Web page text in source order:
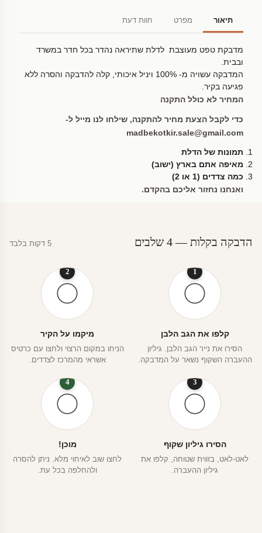
תיאור מפרט חוות דעת
מדבקת טפט מעוצבת לדלת שתיראה נהדר בכל חדר במשרד
ובבית.
המדבקה עשויה מ- 100% ויניל איכותי, קלה להדבקה והסרה ללא
פגיעה בקיר.
המחיר לא כולל התקנה
כדי לקבל הצעת מחיר להתקנה, שילחו לנו מייל ל-
madbekotkir.sale@gmail.com
תמונות של הדלת
מאיפה אתם בארץ (ישוב)
כמה צדדים (1 או 2)
ואנחנו נחזור אליכם בהקדם.
הדבקה בקלות — 4 שלבים 5 דקות בלבד
1
קלפו את הגב הלבן
הסירו את נייר הגב הלבן. גיליון
ההעברה השקוף נשאר על המדבקה.
2
מיקמו על הקיר
הניחו במקום הרצוי ולחצו עם כרטיס
אשראי מהמרכז לצדדים.
3
הסירו גיליון שקוף
לאט-לאט, בזווית שטוחה, קלפו את
גיליון ההעברה.
4
מוכן!
לחצו שוב לאיחוי מלא. ניתן להסרה
ולהחלפה בכל עת.